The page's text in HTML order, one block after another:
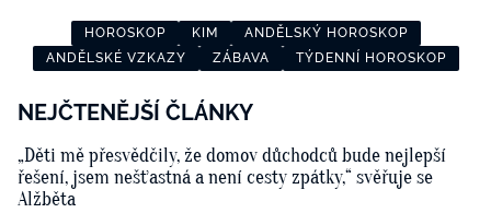
HOROSKOP KIM
ANDĚLSKÝ HOROSKOP
ANDĚLSKÉ VZKAZY
ZÁBAVA TÝDENNÍ HOROSKOP
NEJČTENĚJŠÍ ČLÁNKY
„Děti mě přesvědčily, že domov důchodců bude nejlepší
řešení, jsem nešťastná a není cesty zpátky,“ svěřuje se
Alžběta